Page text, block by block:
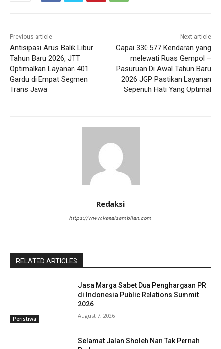
Previous article
Antisipasi Arus Balik Libur
Tahun Baru 2026, JTT
Optimalkan Layanan 401
Gardu di Empat Segmen
Trans Jawa
Next article
Capai 330.577 Kendaran yang
melewati Ruas Gempol –
Pasuruan Di Awal Tahun Baru
2026 JGP Pastikan Layanan
Sepenuh Hati Yang Optimal
Redaksi
https://www.kanalsembilan.com
RELATED ARTICLES
Peristiwa
Jasa Marga Sabet Dua Penghargaan PR
di Indonesia Public Relations Summit
2026
August 7, 2026
Selamat Jalan Sholeh Nan Tak Pernah